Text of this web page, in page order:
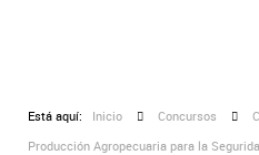
Está aquí: Inicio Concursos
Producción Agropecuaria para la